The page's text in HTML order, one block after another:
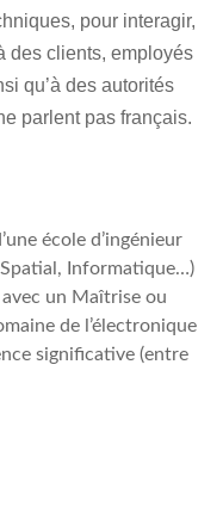
pour interagir,
des clients, employés
qu’à des autorités
parlent pas français.
école d’ingénieur
Informatique…)
un Maîtrise ou
de l’électronique
significative (entre